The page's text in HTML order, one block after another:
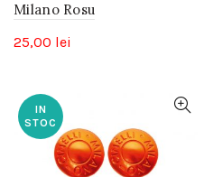
Milano Rosu
25,00 lei
IN
STOC